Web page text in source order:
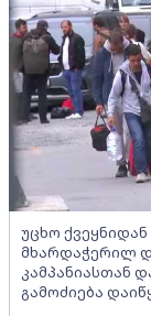
უცხო
მხარდაჭერილ
კამპანიასთან
გამოძიება